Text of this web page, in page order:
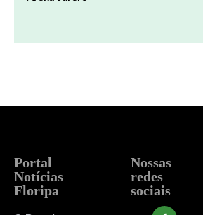
Portal
Notícias
Floripa
Nossas
redes
sociais